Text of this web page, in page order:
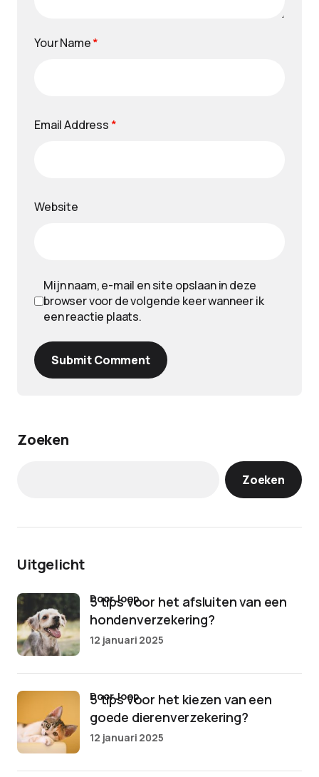
Your Name*
Email Address *
Website
Mijn naam, e-mail en site opslaan in deze
browser voor de volgende keer wanneer ik
een reactie plaats.
Submit Comment
Zoeken
Zoeken
Uitgelicht
5 tips voor het afsluiten van een
hondenverzekering?
door Joep
12 januari 2025
5 tips voor het kiezen van een
goede dierenverzekering?
door Joep
12 januari 2025